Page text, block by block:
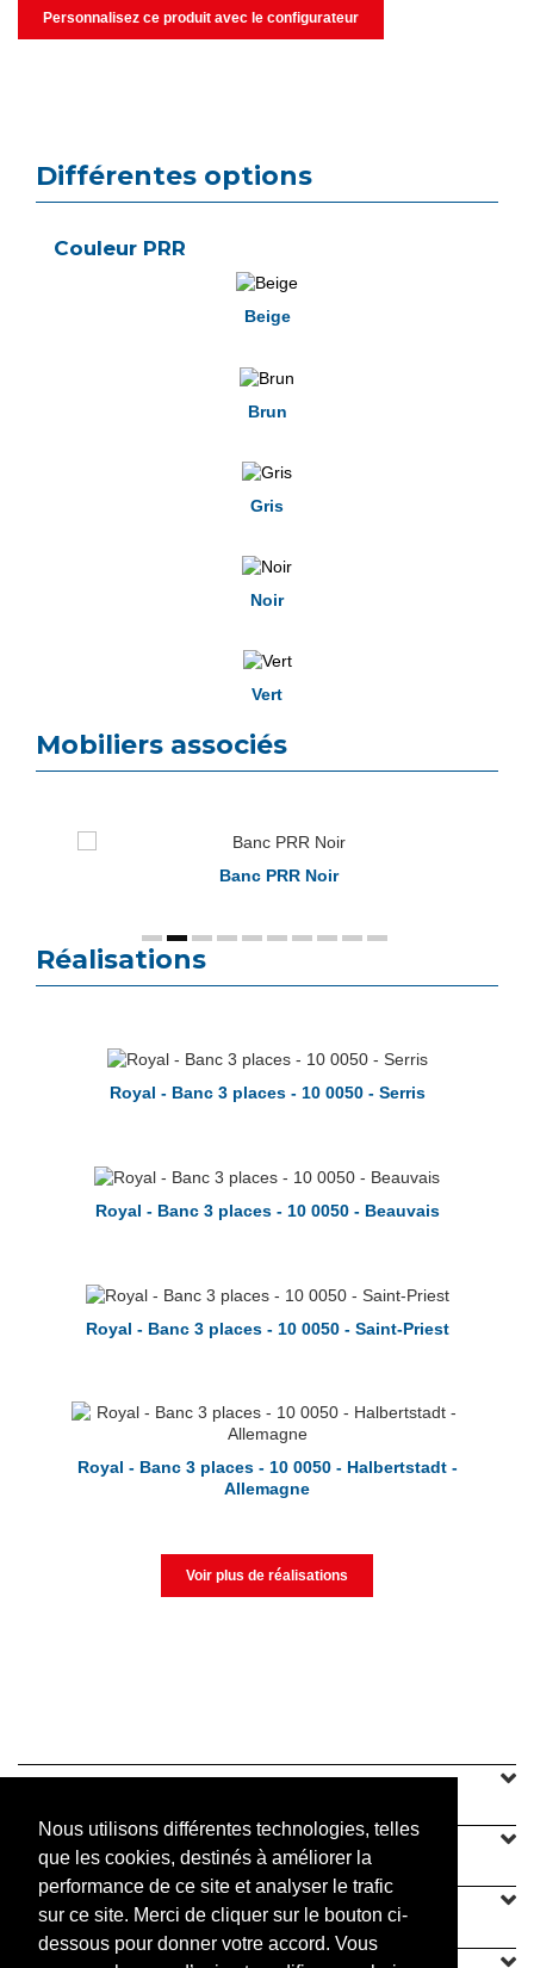
Nous utilisons différentes technologies, telles
que les cookies, destinés à améliorer la
performance de ce site et analyser le trafic
sur ce site. Merci de cliquer sur le bouton ci-
dessous pour donner votre accord. Vous
Personnalisez ce produit avec le configurateur
Différentes options
Couleur PRR
Beige
Brun
Gris
Noir
Vert
Mobiliers associés
Banc PRR Noir
Réalisations
Royal - Banc 3 places - 10 0050 - Serris
Royal - Banc 3 places - 10 0050 - Beauvais
Royal - Banc 3 places - 10 0050 - Saint-Priest
Royal - Banc 3 places - 10 0050 - Halbertstadt -
Allemagne
Voir plus de réalisations
NOTRE OFFRE
CONTACT